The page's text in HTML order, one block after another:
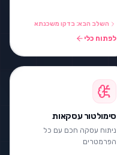
השלב הבא: בדקו משכנתא
לפתוח כלי
סימולטור עסקאות
ניתוח עסקה חכם עם כל
הפרמטרים